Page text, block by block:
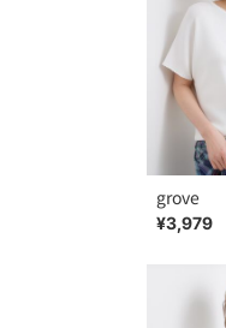
grove
¥3,979